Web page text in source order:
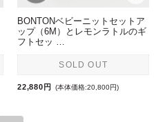
BONTONベビーニットセットア
ップ（6M）とレモンラトルのギ
フトセッ …
SOLD OUT
22,880円 (本体価格:20,800円)